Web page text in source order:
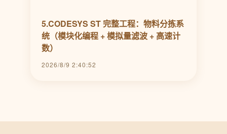
5.CODESYS ST 完整工程：物料分拣系
统（模块化编程 + 模拟量滤波 + 高速计
数）
2026/8/9 2:40:52